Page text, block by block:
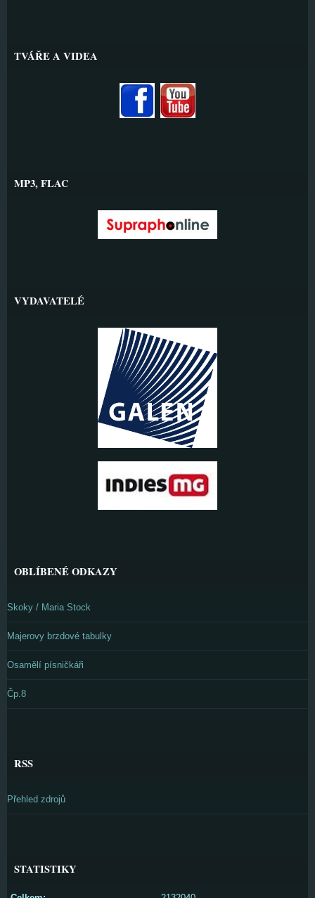
TVÁŘE A VIDEA
MP3, FLAC
VYDAVATELÉ
OBLÍBENÉ ODKAZY
Skoky / Maria Stock
Majerovy brzdové tabulky
Osamělí písničkáři
Čp.8
RSS
Přehled zdrojů
STATISTIKY